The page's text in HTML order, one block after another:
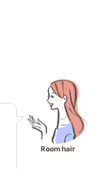
Room hair